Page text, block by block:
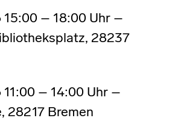
15:00 – 18:00 Uhr –
28237
– 14:00 Uhr –
28217 Bremen